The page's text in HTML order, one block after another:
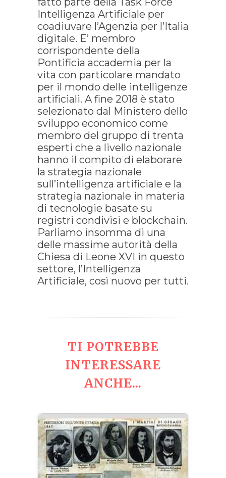
Intelligenza Artificiale per
coadiuvare l’Agenzia per l’Italia
digitale. E’ membro
corrispondente della
Pontificia accademia per la
vita con particolare mandato
per il mondo delle intelligenze
artificiali. A fine 2018 è stato
selezionato dal Ministero dello
sviluppo economico come
membro del gruppo di trenta
esperti che a livello nazionale
hanno il compito di elaborare
la strategia nazionale
sull’intelligenza artificiale e la
strategia nazionale in materia
di tecnologie basate su
registri condivisi e blockchain.
Parliamo insomma di una
delle massime autorità della
Chiesa di Leone XVI in questo
settore, l’Intelligenza
Artificiale, così nuovo per tutti.
TI POTREBBE
INTERESSARE
ANCHE...